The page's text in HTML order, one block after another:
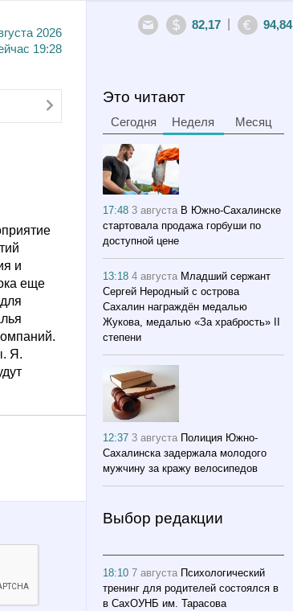
2026
19:28
82,17 94,84
и
еще
Я.
Это читают
Сегодня Неделя Месяц
17:483 августа В Южно-Сахалинске
стартовала продажа горбуши по
доступной цене
13:184 августа Младший сержант
Сергей Неродный с острова
Сахалин награждён медалью
Жукова, медалью «За храбрость» II
степени
12:373 августа Полиция Южно-
Сахалинска задержала молодого
мужчину за кражу велосипедов
Выбор редакции
18:107 августа Психологический
тренинг для родителей состоялся в
в СахОУНБ им. Тарасова